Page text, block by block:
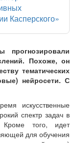
Касперского»
прогнозировали
Похоже, он
тематических
нейросети. С
искусственные
спектр задач в
Кроме того, идет
для обучения